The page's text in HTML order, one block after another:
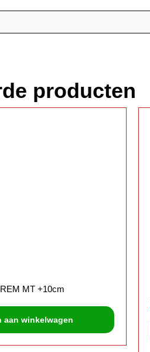
producten
MT +10cm
aan winkelwagen